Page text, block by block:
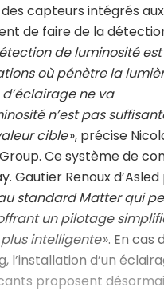
capteurs intégrés aux
de faire de la
de luminosité est
où pénètre la
ne va
n’est pas
cible», précise
Ce système de
Gautier Renoux d’Asled
standard Matter qui
un pilotage
intelligente». En cas
l’installation d’un
proposent